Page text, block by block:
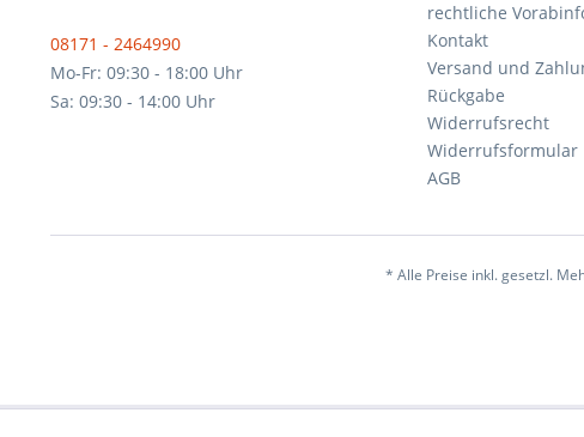
08171 - 2464990
Mo-Fr: 09:30 - 18:00 Uhr
Sa: 09:30 - 14:00 Uhr
rechtliche
Kontakt
Versand und
Rückgabe
Widerrufsrecht
Widerrufsformular
AGB
* Alle Preise inkl. gesetzl.